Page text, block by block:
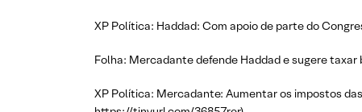
XP Política: Haddad: Com apoio de parte do
Folha: Mercadante defende Haddad e sugere
XP Política: Mercadante: Aumentar os impostos